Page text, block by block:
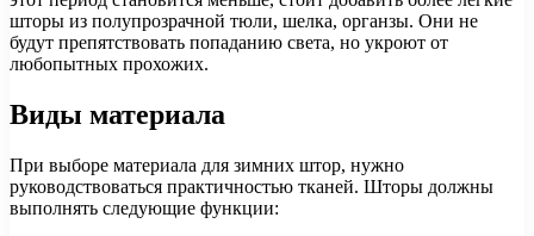
шторы из полупрозрачной тюли, шелка, органзы. Они не
будут препятствовать попаданию света, но укроют от
любопытных прохожих.
Виды материала
При выборе материала для зимних штор, нужно
руководствоваться практичностью тканей. Шторы должны
выполнять следующие функции: